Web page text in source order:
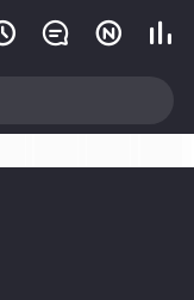
  